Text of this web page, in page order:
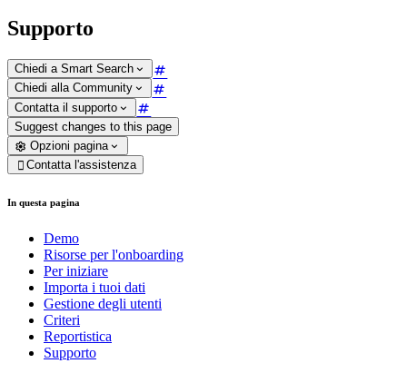
Supporto
Chiedi a Smart Search
Chiedi alla Community
Contatta il supporto
Suggest changes to this page
Opzioni pagina
 Contatta l'assistenza
In questa pagina
Demo
Risorse per l'onboarding
Per iniziare
Importa i tuoi dati
Gestione degli utenti
Criteri
Reportistica
Supporto